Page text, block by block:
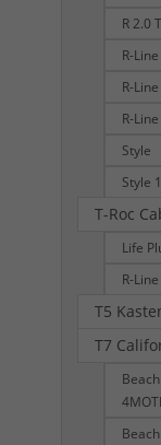
R 2.0
R-Line
R-
R-
Style
Style
T-Roc
Life
R-
T5
T7